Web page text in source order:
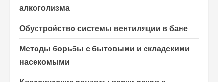
алкоголизма
Обустройство системы вентиляции в бане
Методы борьбы с бытовыми и складскими
насекомыми